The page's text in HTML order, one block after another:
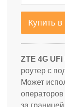
Купить в
ZTE 4G UFi
роутер с
Может